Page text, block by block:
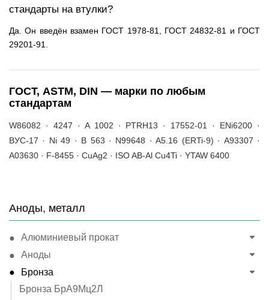
Аноды, металл
Алюминиевый прокат
Аноды
Бронза
Бронза БрА9Мц2Л
стандарты на втулки?
Да. Он введён взамен ГОСТ 1978-81, ГОСТ 24832-81 и ГОСТ
29201-91.
ГОСТ, ASTM, DIN — марки по любым
стандартам
W86082 · 4247 · A 1002 · PTRH13 · 17552-01 · ENi6200 ·
ВУС-17 · Ni 49 · B 563 · N99648 · A5.16 (ERTi-9) · A93307 ·
A03630 · F-8455 · CuAg2 · ISO AB-Al Cu4Ti · YTAW 6400